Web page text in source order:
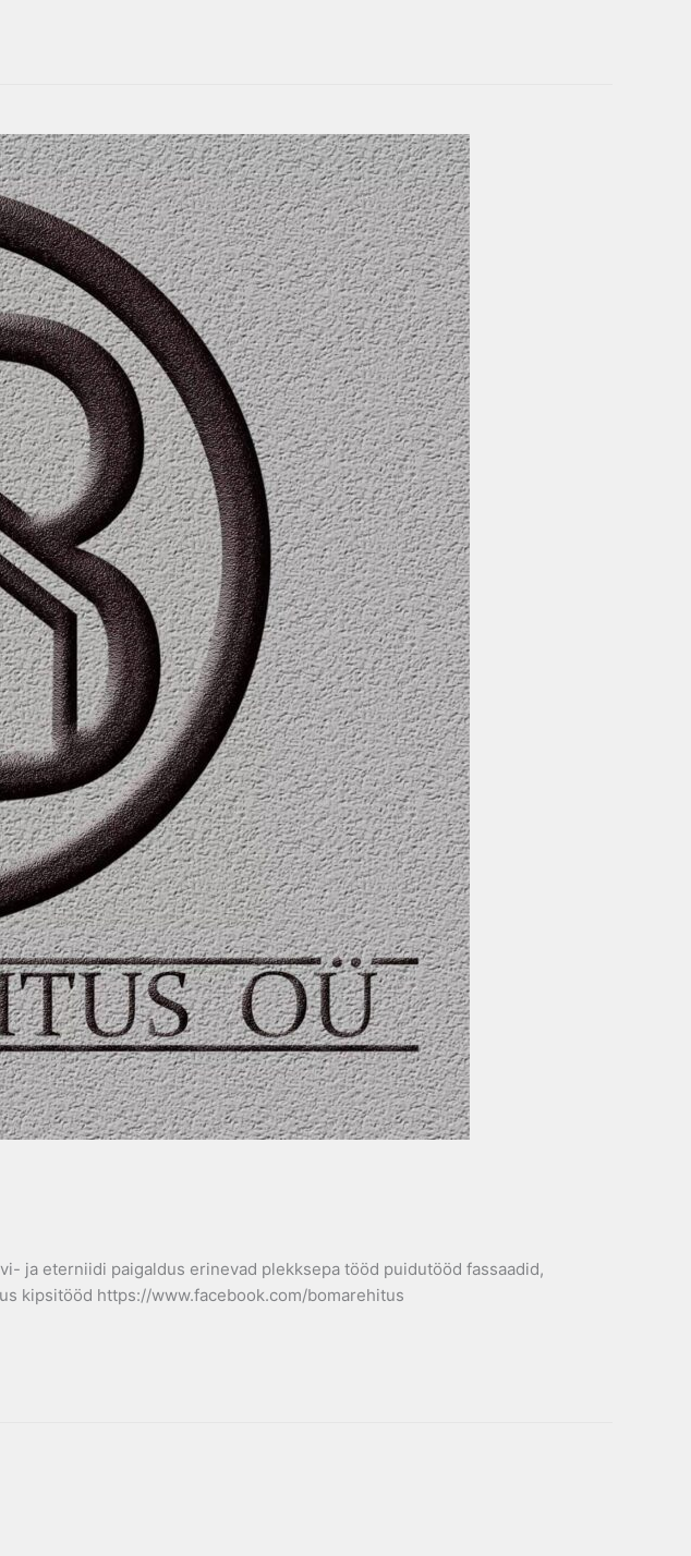
ja eterniidi paigaldus erinevad plekksepa tööd puidutööd fassaadid,
kipsitööd https://www.facebook.com/bomarehitus